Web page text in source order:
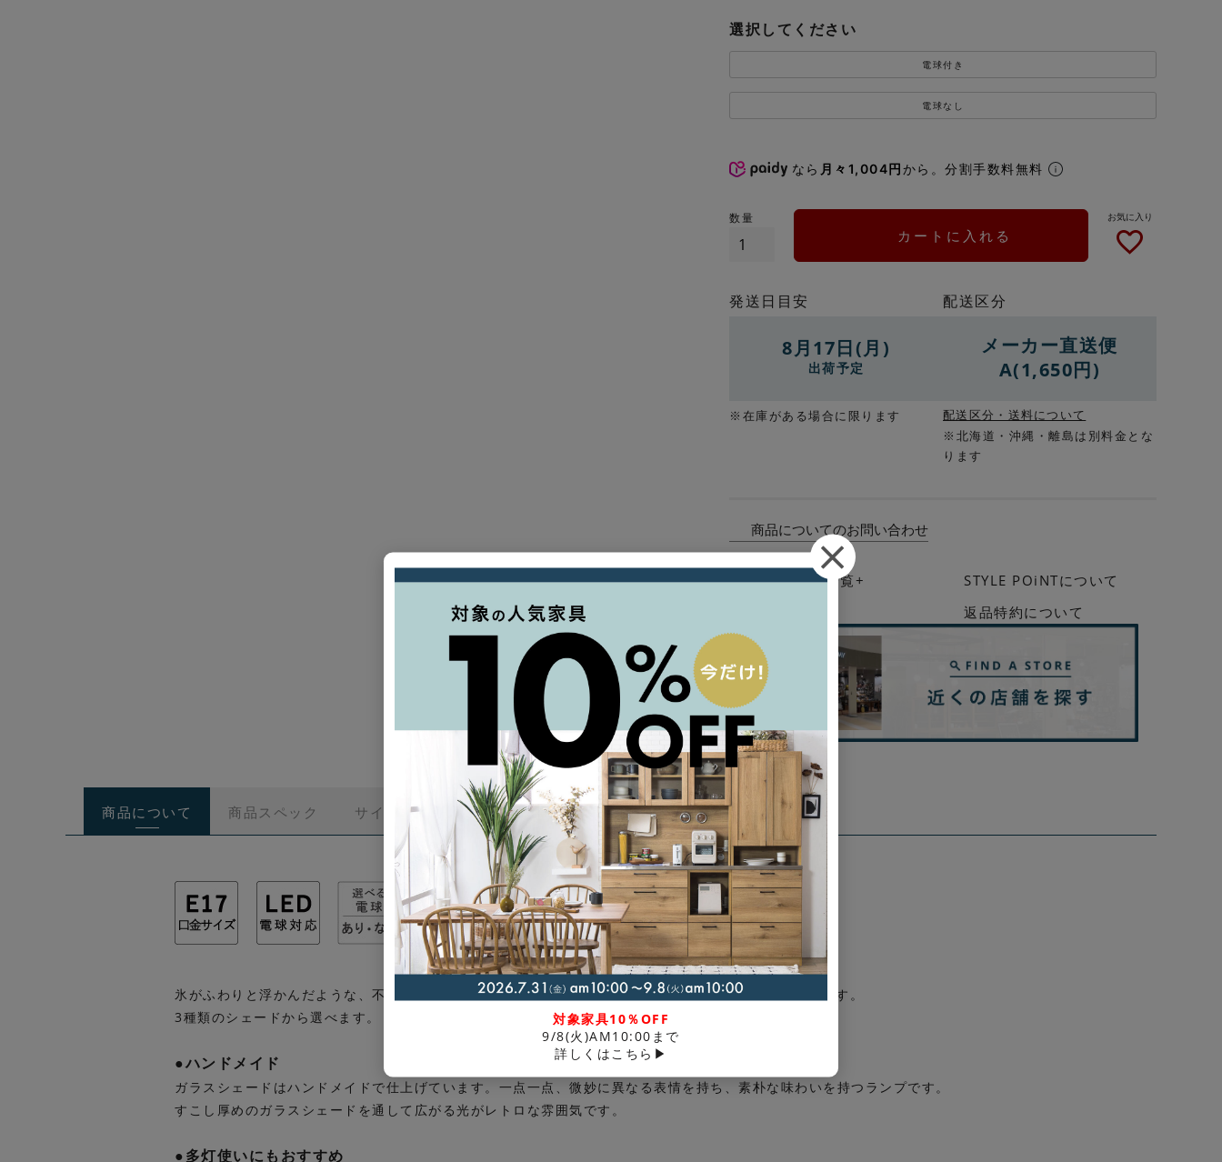
選択してください
電球付き
電球なし
なら 月々1,004円から。分割手数料無料
カートに入れる
発送日目安
8月17日(月)
出荷予定
※在庫がある場合に限ります
配送区分
メーカー直送便
A(1,650円)
配送区分・送料について
※北海道・沖縄・離島は別料金とな
ります
商品についてのお問い合わせ
支払い方法一覧+
STYLE POiNTについて
返品特約について
商品について 商品スペック サイズについて
氷がふわりと浮かんだような、不思議なムードが漂うペンダントランプ「Quadrato（クアドラト）」です。
3種類のシェードから選べます。
●ハンドメイド
ガラスシェードはハンドメイドで仕上げています。一点一点、微妙に異なる表情を持ち、素朴な味わいを持つランプです。
すこし厚めのガラスシェードを通して広がる光がレトロな雰囲気です。
●多灯使いにもおすすめ
対象家具10％OFF
9/8(火)AM10:00まで
詳しくはこちら▶